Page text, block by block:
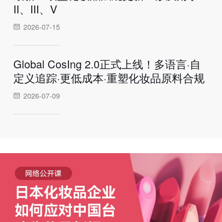
II、III、V
2026-07-15
Global CosIng 2.0正式上线！多语言·自
定义追踪·更低成本·重塑化妆品原料合规
2026-07-09